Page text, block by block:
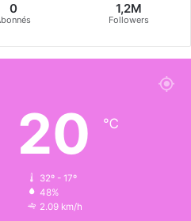
0 1,2M
Followers
20 ℃
32º - 17º
48%
2.09 km/h